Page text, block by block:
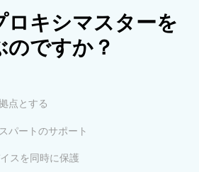
ロキシマスターを
のですか？
点とする
パートのサポート
スを同時に保護